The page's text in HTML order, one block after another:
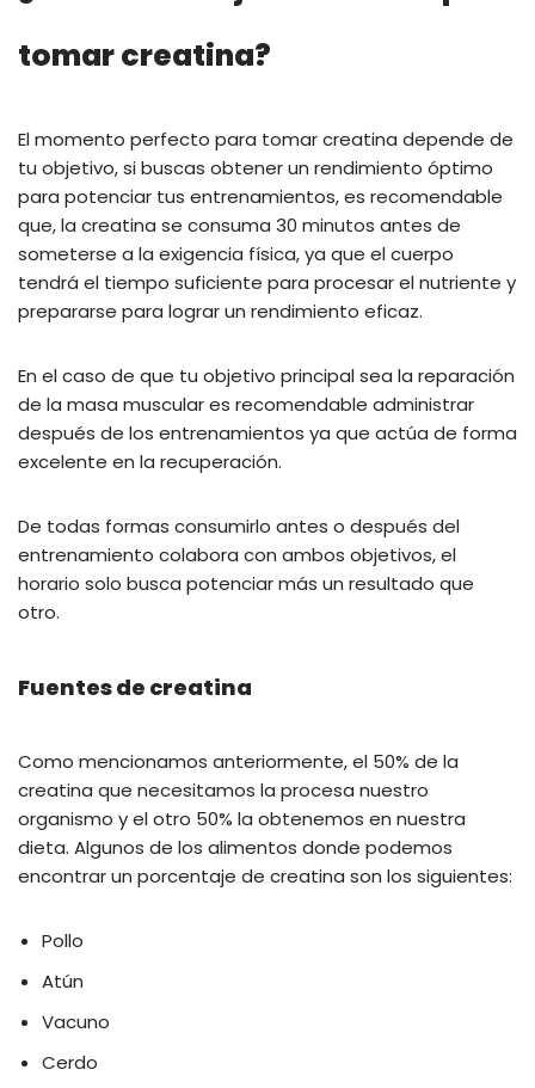
tomar creatina?
El momento perfecto para tomar creatina depende de
tu objetivo, si buscas obtener un rendimiento óptimo
para potenciar tus entrenamientos, es recomendable
que, la creatina se consuma 30 minutos antes de
someterse a la exigencia física, ya que el cuerpo
tendrá el tiempo suficiente para procesar el nutriente y
prepararse para lograr un rendimiento eficaz.
En el caso de que tu objetivo principal sea la reparación
de la masa muscular es recomendable administrar
después de los entrenamientos ya que actúa de forma
excelente en la recuperación.
De todas formas consumirlo antes o después del
entrenamiento colabora con ambos objetivos, el
horario solo busca potenciar más un resultado que
otro.
Fuentes de creatina
Como mencionamos anteriormente, el 50% de la
creatina que necesitamos la procesa nuestro
organismo y el otro 50% la obtenemos en nuestra
dieta. Algunos de los alimentos donde podemos
encontrar un porcentaje de creatina son los siguientes:
Pollo
Atún
Vacuno
Cerdo